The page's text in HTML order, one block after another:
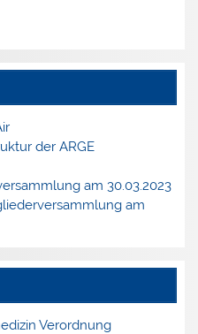
der ARGE
am 30.03.2023
am
Verordnung